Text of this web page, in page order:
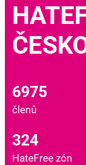
6975
členů
324
HateFree zón